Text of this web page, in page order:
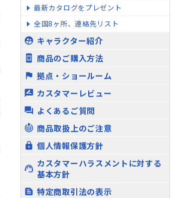
最新カタログをプレゼント
全国8ヶ所、連絡先リスト
supervised_user_circle キャラクター紹介
book_online 商品のご購入方法
flag 拠点・ショールーム
rate_review カスタマーレビュー
question_answer よくあるご質問
crisis_alert 商品取扱上のご注意
lock 個人情報保護方針
support_agent カスタマーハラスメントに対する
基本方針
text_snippet 特定商取引法の表示